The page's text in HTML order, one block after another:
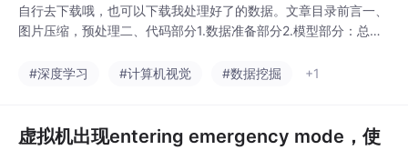
自行去下载哦，也可以下载我处理好了的数据。文章目录前言一、
图片压缩，预处理二、代码部分1.数据准备部分2.模型部分：总结
积的一些理论，在我的另外一篇博客大家可以去了解一下。一、图
#深度学习 #计算机视觉 #数据挖掘 +1
虚拟机出现entering emergency mode，使